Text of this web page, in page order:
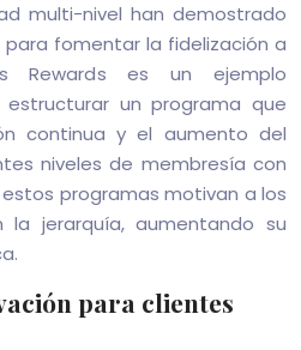
multi-nivel han demostrado
fomentar la fidelización a
Rewards es un ejemplo
un programa que
continua y el aumento del
niveles de membresía con
programas motivan a los
jerarquía, aumentando su
para clientes